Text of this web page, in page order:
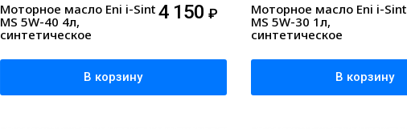
Моторное масло Eni i-Sint
MS 5W-40 4л,
синтетическое
4 150 ₽
В корзину
Моторное масло Eni i-Sint
MS 5W-30 1л,
синтетическое
В корзину